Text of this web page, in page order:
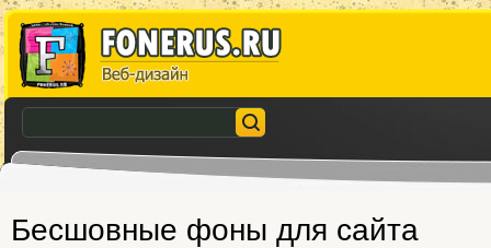
Бесшовные фоны для сайта